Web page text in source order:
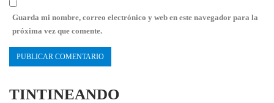
Guarda mi nombre, correo electrónico y web en este navegador para la
próxima vez que comente.
TINTINEANDO